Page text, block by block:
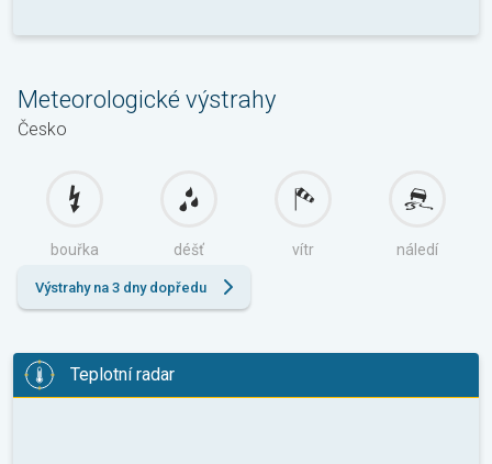
Meteorologické výstrahy
Česko
bouřka déšť vítr náledí
Výstrahy na 3 dny dopředu
Teplotní radar